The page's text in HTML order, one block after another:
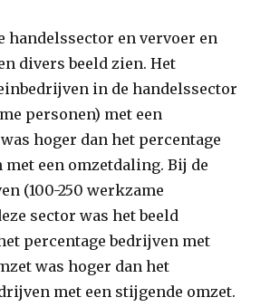
handelssector en vervoer en
divers beeld zien. Het
in de handelssector
personen) met een
hoger dan het percentage
een omzetdaling. Bij de
(100-250 werkzame
sector was het beeld
percentage bedrijven met
was hoger dan het
met een stijgende omzet.